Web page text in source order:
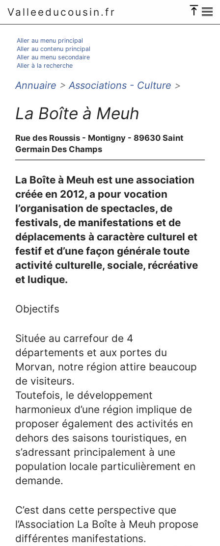
Valleeducousin.fr
Aller au menu principal
Aller au contenu principal
Aller au menu secondaire
Aller à la recherche
Annuaire >Associations - Culture >
La Boîte à Meuh
Rue des Roussis - Montigny - 89630 Saint
Germain Des Champs
La Boîte à Meuh est une association
créée en 2012, a pour vocation
l’organisation de spectacles, de
festivals, de manifestations et de
déplacements à caractère culturel et
festif et d’une façon générale toute
activité culturelle, sociale, récréative
et ludique.
Objectifs
Située au carrefour de 4
départements et aux portes du
Morvan, notre région attire beaucoup
de visiteurs.
Toutefois, le développement
harmonieux d’une région implique de
proposer également des activités en
dehors des saisons touristiques, en
s’adressant principalement à une
population locale particulièrement en
demande.
C’est dans cette perspective que
l’Association La Boîte à Meuh propose
différentes manifestations.